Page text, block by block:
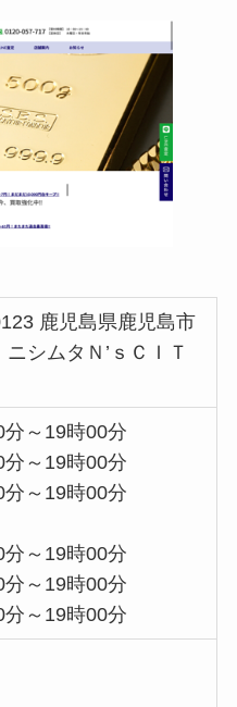
鹿児島県鹿児島市
シムタＮ’ｓＣＩＴ
分～19時00分
～19時00分
～19時00分
～19時00分
～19時00分
分～19時00分